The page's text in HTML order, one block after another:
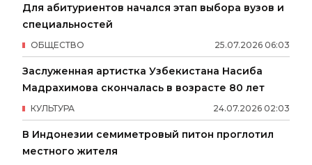
Для абитуриентов начался этап выбора вузов и
специальностей
25.07.2026 06:03
ОБЩЕСТВО
Заслуженная артистка Узбекистана Насиба
Мадрахимова скончалась в возрасте 80 лет
24.07.2026 02:03
КУЛЬТУРА
В Индонезии семиметровый питон проглотил
местного жителя